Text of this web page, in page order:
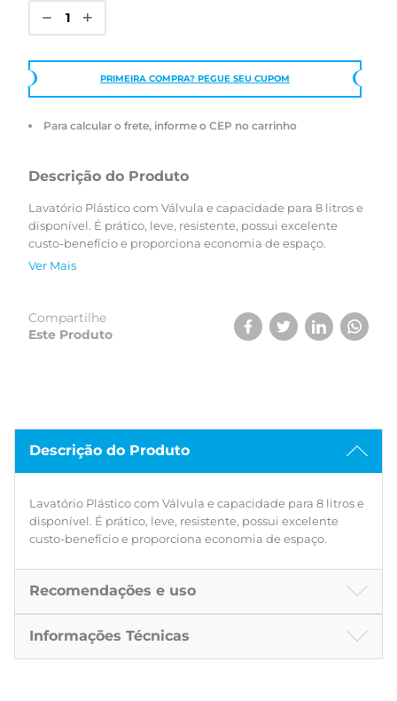
PRIMEIRA COMPRA? PEGUE SEU CUPOM
Para calcular o frete, informe o CEP no carrinho
Descrição do Produto
Lavatório Plástico com Válvula e capacidade para 8 litros e
disponível. É prático, leve, resistente, possui excelente
custo-benefício e proporciona economia de espaço.
Ver Mais
Compartilhe
Este Produto
Descrição do Produto
Lavatório Plástico com Válvula e capacidade para 8 litros e
disponível. É prático, leve, resistente, possui excelente
custo-benefício e proporciona economia de espaço.
Recomendações e uso
Informações Técnicas